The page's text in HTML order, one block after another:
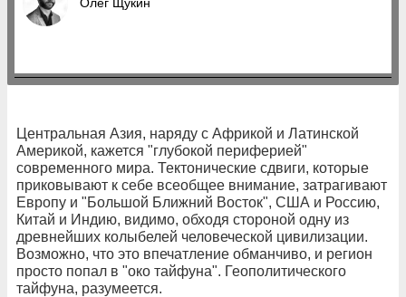
Центральная Азия, наряду с Африкой и Латинской
Америкой, кажется "глубокой периферией"
современного мира. Тектонические сдвиги, которые
приковывают к себе всеобщее внимание, затрагивают
Европу и "Большой Ближний Восток", США и Россию,
Китай и Индию, видимо, обходя стороной одну из
древнейших колыбелей человеческой цивилизации.
Возможно, что это впечатление обманчиво, и регион
просто попал в "око тайфуна". Геополитического
тайфуна, разумеется.